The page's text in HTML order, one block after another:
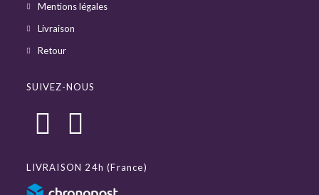
Mentions légales
Livraison
Retour
SUIVEZ-NOUS
LIVRAISON 24h (France)